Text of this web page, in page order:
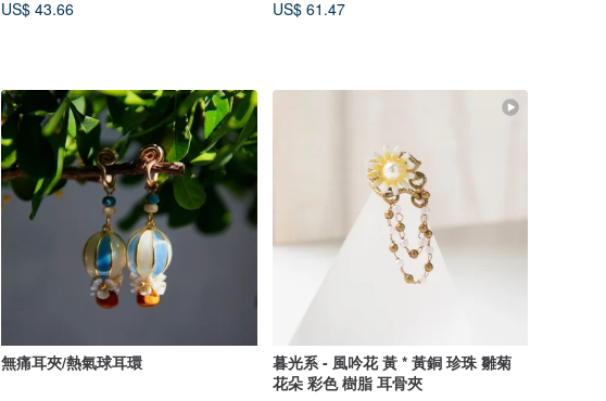
US$ 43.66
US$ 61.47
無痛耳夾/熱氣球耳環
暮光系 - 風吟花 黃 * 黃銅 珍珠 雛菊
花朵 彩色 樹脂 耳骨夾